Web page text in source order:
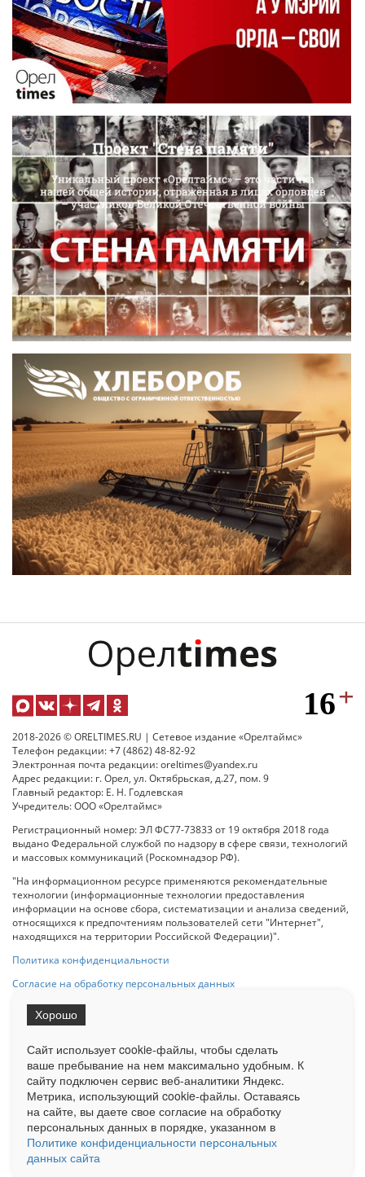
2018-2026 © ORELTIMES.RU | Сетевое издание «Орелтаймс»
Телефон редакции: +7 (4862) 48-82-92
Электронная почта редакции: oreltimes@yandex.ru
Адрес редакции: г. Орел, ул. Октябрьская, д.27, пом. 9
Главный редактор: Е. Н. Годлевская
Учредитель: ООО «Орелтаймс»
Регистрационный номер: ЭЛ ФС77-73833 от 19 октября 2018 года
выдано Федеральной службой по надзору в сфере связи, технологий
и массовых коммуникаций (Роскомнадзор РФ).
"На информационном ресурсе применяются рекомендательные
технологии (информационные технологии предоставления
информации на основе сбора, систематизации и анализа сведений,
относящихся к предпочтениям пользователей сети "Интернет",
находящихся на территории Российской Федерации)".
Политика конфиденциальности
Согласие на обработку персональных данных
на Сетевое издание «ОрелТаймс» обязательна.
Ограниченная статистика посещаемости доступна на сайте
Liveinternet.ru . Подробная статистика для рекламодателей по запросу
у менеджера.
Реклама Документы О нас Контакты
Сайт использует cookie-файлы, чтобы сделать
ваше пребывание на нем максимально удобным. К
cайту подключен сервис веб-аналитики Яндекс.
Метрика, использующий cookie-файлы. Оставаясь
на сайте, вы даете свое согласие на обработку
персональных данных в порядке, указанном в
Политике конфиденциальности персональных
данных сайта
Хорошо